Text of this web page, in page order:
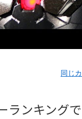
同じ
ランキング